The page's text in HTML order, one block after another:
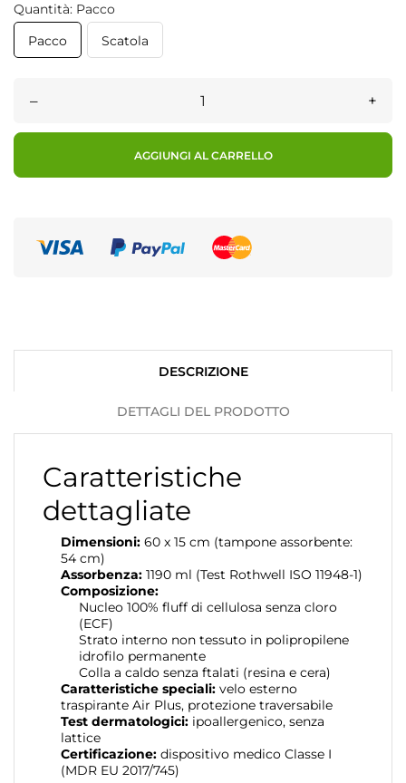
Quantità: Pacco
Pacco
Scatola
– +
AGGIUNGI AL CARRELLO
DESCRIZIONE
DETTAGLI DEL PRODOTTO
Caratteristiche
dettagliate
Dimensioni: 60 x 15 cm (tampone assorbente:
54 cm)
Assorbenza: 1190 ml (Test Rothwell ISO 11948-1)
Composizione:
Nucleo 100% fluff di cellulosa senza cloro
(ECF)
Strato interno non tessuto in polipropilene
idrofilo permanente
Colla a caldo senza ftalati (resina e cera)
Caratteristiche speciali: velo esterno
traspirante Air Plus, protezione traversabile
Test dermatologici: ipoallergenico, senza
lattice
Certificazione: dispositivo medico Classe I
(MDR EU 2017/745)